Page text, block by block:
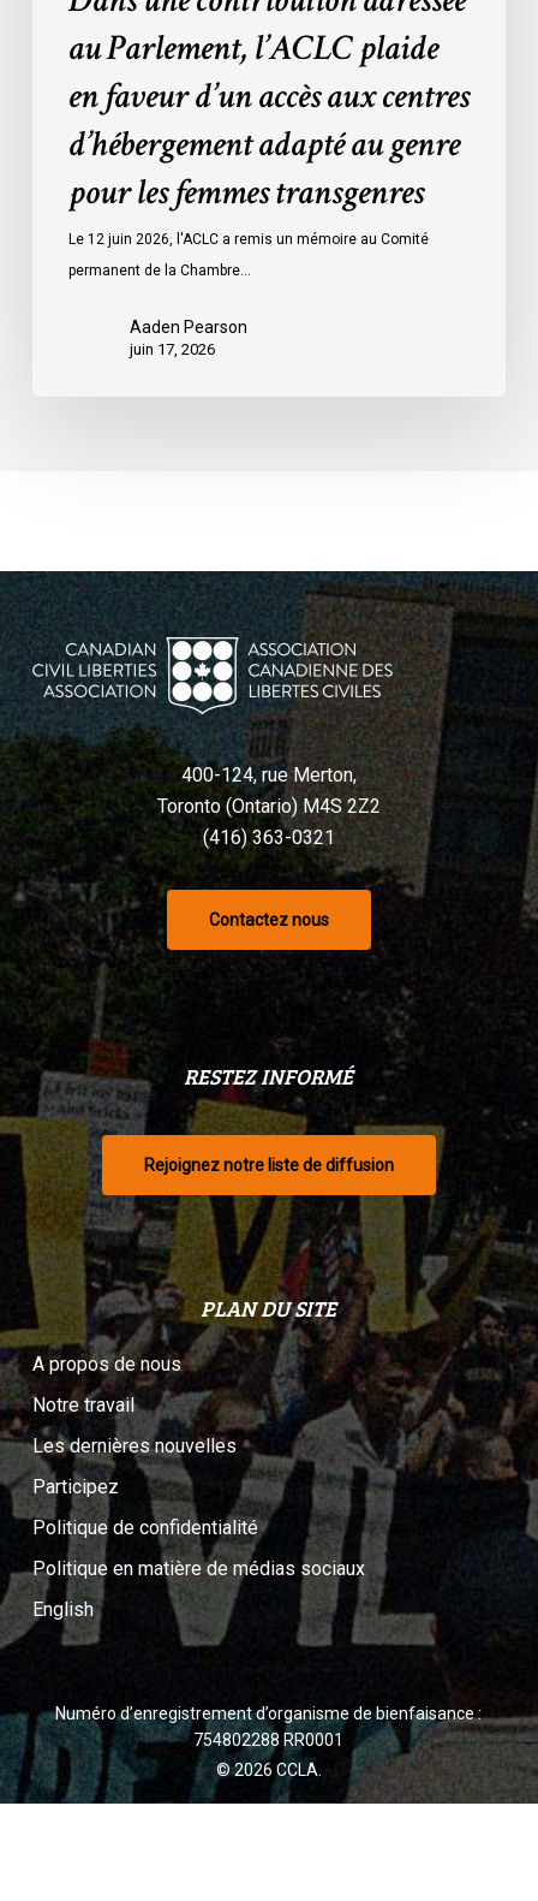
genre
femmes
transgenres
au Parlement, l’ACLC plaide
en faveur d’un accès aux centres
d’hébergement adapté au genre
pour les femmes transgenres
Le 12 juin 2026, l'ACLC a remis un mémoire au Comité
permanent de la Chambre…
Aaden Pearson
juin 17, 2026
400-124, rue Merton,
Toronto (Ontario) M4S 2Z2
(416) 363-0321
Contactez nous
RESTEZ INFORMÉ
Rejoignez notre liste de diffusion
PLAN DU SITE
A propos de nous
Notre travail
Les dernières nouvelles
Participez
Politique de confidentialité
Politique en matière de médias sociaux
English
Numéro d’enregistrement d’organisme de bienfaisance :
754802288 RR0001
© 2026 CCLA.